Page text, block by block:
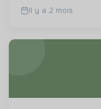
Il y a 2 mois